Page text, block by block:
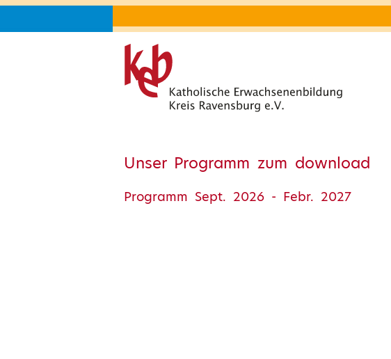
Unser Programm zum download
Programm Sept. 2026 - Febr. 2027